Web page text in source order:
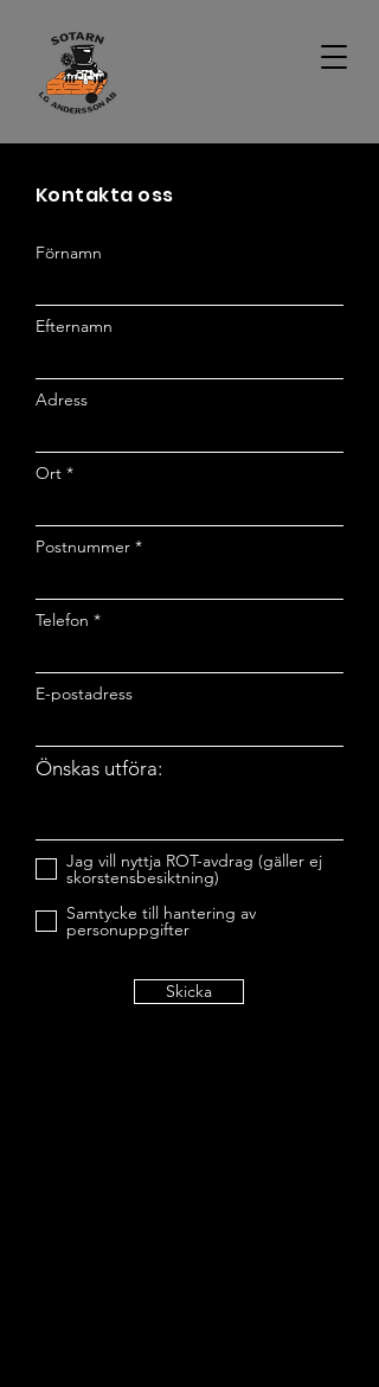
Kontakta oss
Förnamn
Efternamn
Adress
Ort
Postnummer
Telefon
E-postadress
Önskas utföra:
Jag vill nyttja ROT-avdrag (gäller ej
skorstensbesiktning)
Samtycke till hantering av
personuppgifter
Skicka